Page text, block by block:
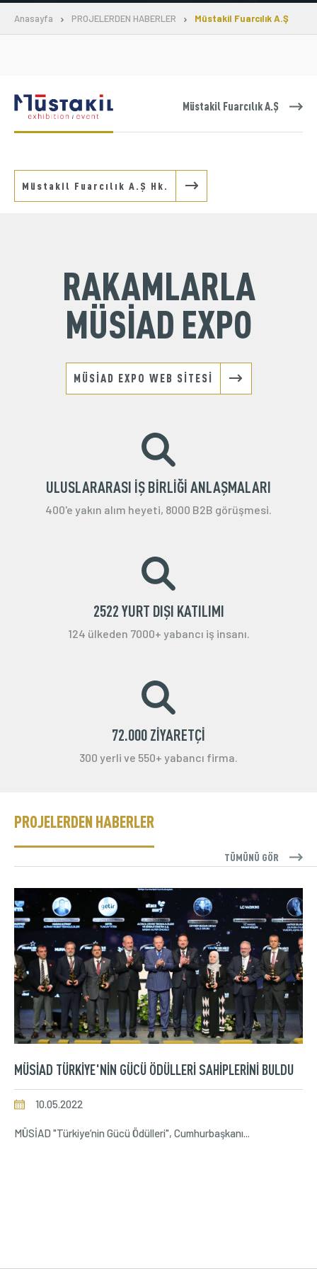
Üyelik
İletişim Hakkımızda Galeri
Anasayfa PROJELERDEN HABERLER Müstakil Fuarcılık A.Ş
Müstakil Fuarcılık A.Ş
Müstakil Fuarcılık A.Ş Hk.
RAKAMLARLA
MÜSİAD EXPO
MÜSİAD EXPO WEB SİTESİ
ULUSLARARASI İŞ BİRLİĞİ ANLAŞMALARI
400'e yakın alım heyeti, 8000 B2B görüşmesi.
2522 YURT DIŞI KATILIMI
124 ülkeden 7000+ yabancı iş insanı.
72.000 ZİYARETÇİ
300 yerli ve 550+ yabancı firma.
PROJELERDEN HABERLER
TÜMÜNÜ GÖR
MÜSİAD TÜRKİYE'NİN GÜCÜ ÖDÜLLERİ SAHİPLERİNİ BULDU
10.05.2022
MÜSİAD "Türkiye’nin Gücü Ödülleri", Cumhurbaşkanı...